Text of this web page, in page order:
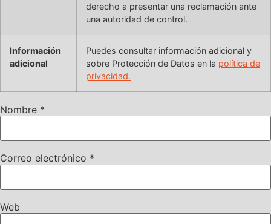
derecho a presentar una reclamación ante
una autoridad de control.
Información
adicional
Puedes consultar información adicional y
sobre Protección de Datos en la política de
privacidad.
Nombre *
Correo electrónico *
Web